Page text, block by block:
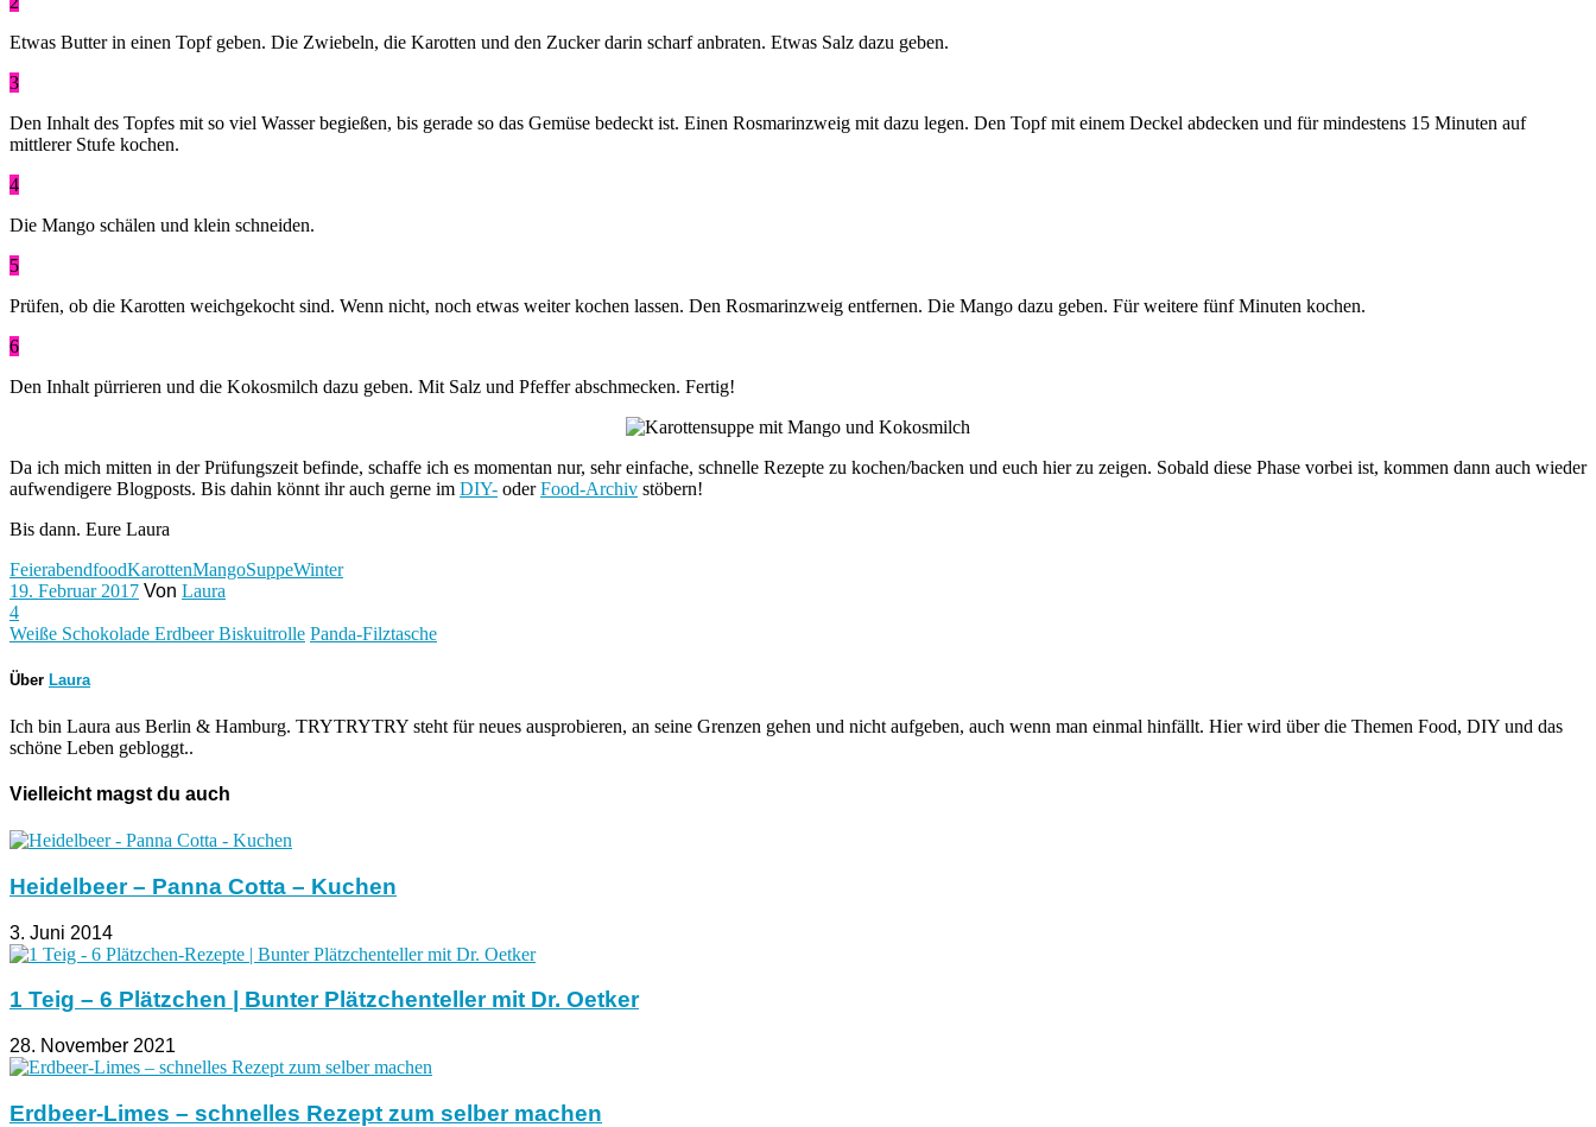
Etwas Butter in einen Topf geben. Die Zwiebeln, die Karotten und den Zucker darin scharf anbraten. Etwas Salz dazu geben.
3
Den Inhalt des Topfes mit so viel Wasser begießen, bis gerade so das Gemüse bedeckt ist. Einen Rosmarinzweig mit dazu legen. Den Topf mit einem Deckel abdecken und für mindestens 15 Minuten auf
mittlerer Stufe kochen.
4
Die Mango schälen und klein schneiden.
5
Prüfen, ob die Karotten weichgekocht sind. Wenn nicht, noch etwas weiter kochen lassen. Den Rosmarinzweig entfernen. Die Mango dazu geben. Für weitere fünf Minuten kochen.
6
Den Inhalt pürrieren und die Kokosmilch dazu geben. Mit Salz und Pfeffer abschmecken. Fertig!
Da ich mich mitten in der Prüfungszeit befinde, schaffe ich es momentan nur, sehr einfache, schnelle Rezepte zu kochen/backen und euch hier zu zeigen. Sobald diese Phase vorbei ist, kommen dann auch wieder
aufwendigere Blogposts. Bis dahin könnt ihr auch gerne im DIY- oderFood-Archiv stöbern!
Bis dann. Eure Laura
FeierabendfoodKarottenMangoSuppeWinter
19. Februar 2017 Von Laura
4
Weiße Schokolade Erdbeer Biskuitrolle Panda-Filztasche
Über Laura
Ich bin Laura aus Berlin & Hamburg. TRYTRYTRY steht für neues ausprobieren, an seine Grenzen gehen und nicht aufgeben, auch wenn man einmal hinfällt. Hier wird über die Themen Food, DIY und das
schöne Leben gebloggt..
Vielleicht magst du auch
Heidelbeer – Panna Cotta – Kuchen
3. Juni 2014
1 Teig – 6 Plätzchen | Bunter Plätzchenteller mit Dr. Oetker
28. November 2021
Erdbeer-Limes – schnelles Rezept zum selber machen